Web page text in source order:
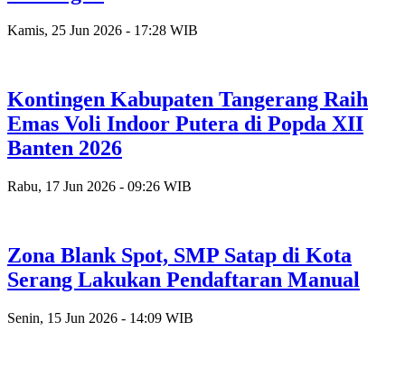
Kamis, 25 Jun 2026 - 17:28 WIB
Kontingen Kabupaten Tangerang Raih
Emas Voli Indoor Putera di Popda XII
Banten 2026
Rabu, 17 Jun 2026 - 09:26 WIB
Zona Blank Spot, SMP Satap di Kota
Serang Lakukan Pendaftaran Manual
Senin, 15 Jun 2026 - 14:09 WIB